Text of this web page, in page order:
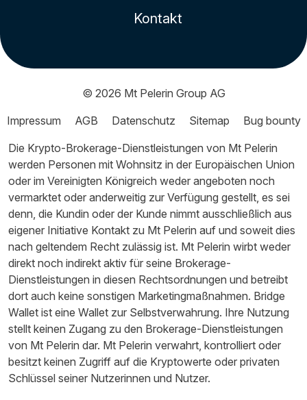
Kontakt
© 2026 Mt Pelerin Group AG
Impressum
AGB Datenschutz Sitemap
Bug bounty
Die Krypto-Brokerage-Dienstleistungen von Mt Pelerin
werden Personen mit Wohnsitz in der Europäischen Union
oder im Vereinigten Königreich weder angeboten noch
vermarktet oder anderweitig zur Verfügung gestellt, es sei
denn, die Kundin oder der Kunde nimmt ausschließlich aus
eigener Initiative Kontakt zu Mt Pelerin auf und soweit dies
nach geltendem Recht zulässig ist. Mt Pelerin wirbt weder
direkt noch indirekt aktiv für seine Brokerage-
Dienstleistungen in diesen Rechtsordnungen und betreibt
dort auch keine sonstigen Marketingmaßnahmen. Bridge
Wallet ist eine Wallet zur Selbstverwahrung. Ihre Nutzung
stellt keinen Zugang zu den Brokerage-Dienstleistungen
von Mt Pelerin dar. Mt Pelerin verwahrt, kontrolliert oder
besitzt keinen Zugriff auf die Kryptowerte oder privaten
Schlüssel seiner Nutzerinnen und Nutzer.